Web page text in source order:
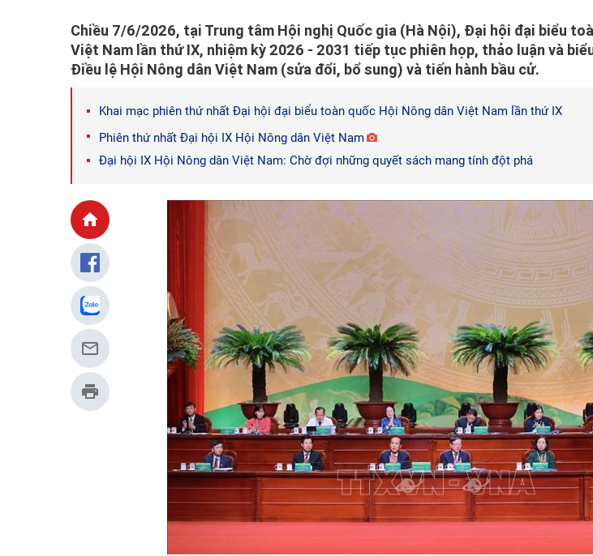
Chiều 7/6/2026, tại Trung tâm Hội nghị Quốc gia (Hà Nội), Đại hội đại biểu
Việt Nam lần thứ IX, nhiệm kỳ 2026 - 2031 tiếp tục phiên họp, thảo luận và
Điều lệ Hội Nông dân Việt Nam (sửa đổi, bổ sung) và tiến hành bầu cử.
Khai mạc phiên thứ nhất Đại hội đại biểu toàn quốc Hội Nông dân Việt Nam lần thứ IX
Phiên thứ nhất Đại hội IX Hội Nông dân Việt Nam
Đại hội IX Hội Nông dân Việt Nam: Chờ đợi những quyết sách mang tính đột phá